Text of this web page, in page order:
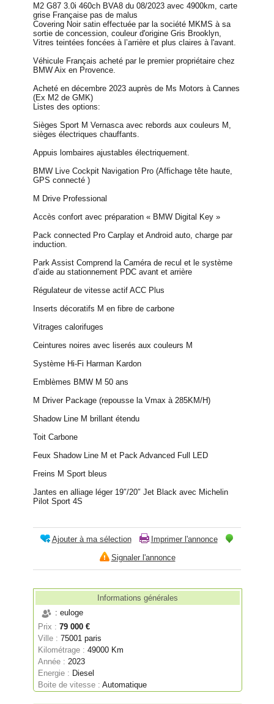
M2 G87 3.0i 460ch BVA8 du 08/2023 avec 4900km, carte
grise Française pas de malus
Covering Noir satin effectuée par la société MKMS à sa
sortie de concession, couleur d'origine Gris Brooklyn,
Vitres teintées foncées à l’arrière et plus claires à l'avant.
Véhicule Français acheté par le premier propriétaire chez
BMW Aix en Provence.
Acheté en décembre 2023 auprès de Ms Motors à Cannes
(Ex M2 de GMK)
Listes des options:
Sièges Sport M Vernasca avec rebords aux couleurs M,
sièges électriques chauffants.
Appuis lombaires ajustables électriquement.
BMW Live Cockpit Navigation Pro (Affichage tête haute,
GPS connecté )
M Drive Professional
Accès confort avec préparation « BMW Digital Key »
Pack connected Pro Carplay et Android auto, charge par
induction.
Park Assist Comprend la Caméra de recul et le système
d’aide au stationnement PDC avant et arrière
Régulateur de vitesse actif ACC Plus
Inserts décoratifs M en fibre de carbone
Vitrages calorifuges
Ceintures noires avec liserés aux couleurs M
Système Hi-Fi Harman Kardon
Emblèmes BMW M 50 ans
M Driver Package (repousse la Vmax à 285KM/H)
Shadow Line M brillant étendu
Toit Carbone
Feux Shadow Line M et Pack Advanced Full LED
Freins M Sport bleus
Jantes en alliage léger 19″/20″ Jet Black avec Michelin
Pilot Sport 4S
Ajouter à ma sélection
Imprimer l'annonce
Signaler l'annonce
Informations générales
: euloge
Prix : 79 000 €
Ville :75001 paris
Kilométrage : 49000 Km
Année : 2023
Energie : Diesel
Boite de vitesse : Automatique